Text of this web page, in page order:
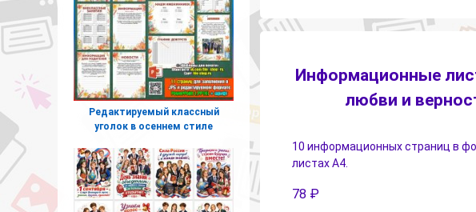
Информационные
любви и
10 информационных страниц в
листах A4.
78 ₽
Редактируемый классный
уголок в осеннем стиле